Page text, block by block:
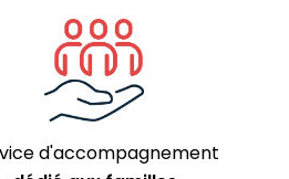
d'accompagnement